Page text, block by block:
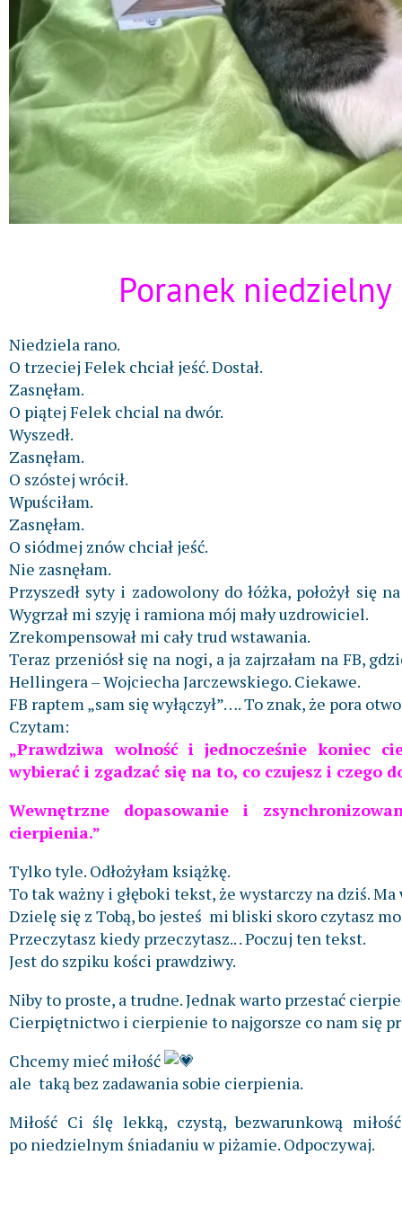
Poranek
Niedziela rano.
O trzeciej Felek chciał jeść. Dostał.
Zasnęłam.
O piątej Felek chcial na dwór.
Wyszedł.
Zasnęłam.
O szóstej wrócił.
Wpuściłam.
Zasnęłam.
O siódmej znów chciał jeść.
Nie zasnęłam.
Przyszedł syty i zadowolony do łóżka, położył się
Wygrzał mi szyję i ramiona mój mały uzdrowiciel.
Zrekompensował mi cały trud wstawania.
Teraz przeniósł się na nogi, a ja zajrzałam na FB,
Hellingera – Wojciecha Jarczewskiego. Ciekawe.
FB raptem „sam się wyłączył”…. To znak, że pora
Czytam:
„Prawdziwa wolność i jednocześnie koniec
wybierać i zgadzać się na to, co czujesz i czego
Wewnętrzne dopasowanie i
cierpienia.”
Tylko tyle. Odłożyłam książkę.
To tak ważny i głęboki tekst, że wystarczy na dziś.
Dzielę się z Tobą, bo jesteś mi bliski skoro czytasz
Przeczytasz kiedy przeczytasz.. . Poczuj ten tekst.
Jest do szpiku kości prawdziwy.
Niby to proste, a trudne. Jednak warto przestać
Cierpiętnictwo i cierpienie to najgorsze co nam się
Chcemy mieć miłość
ale taką bez zadawania sobie cierpienia.
Miłość Ci ślę lekką, czystą, bezwarunkową
po niedzielnym śniadaniu w piżamie. Odpoczywaj.